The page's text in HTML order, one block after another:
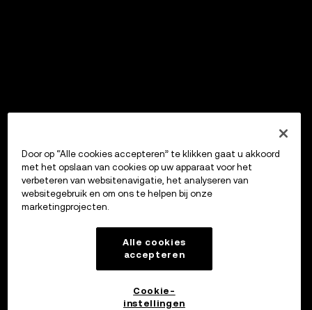
Door op “Alle cookies accepteren” te klikken gaat u akkoord
met het opslaan van cookies op uw apparaat voor het
verbeteren van websitenavigatie, het analyseren van
websitegebruik en om ons te helpen bij onze
marketingprojecten.
Alle cookies
accepteren
Cookie-
instellingen